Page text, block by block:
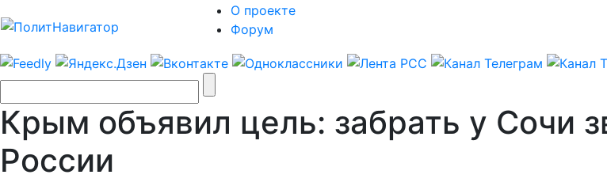
О проекте
Форум
Крым объявил цель: забрать у Сочи
России